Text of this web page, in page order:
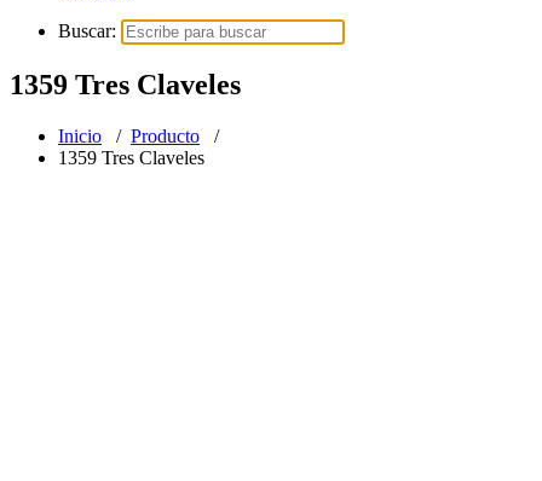
Buscar:
1359 Tres Claveles
Inicio / Producto /
1359 Tres Claveles